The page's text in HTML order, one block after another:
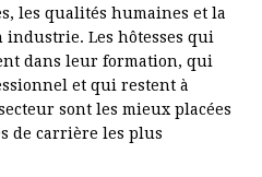
les qualités humaines et la
industrie. Les hôtesses qui
dans leur formation, qui
et qui restent à
sont les mieux placées
de carrière les plus